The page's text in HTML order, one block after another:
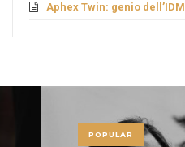
Aphex Twin: genio dell’IDM
POPULAR